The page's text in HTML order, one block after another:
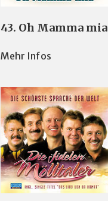
43. Oh Mamma mia
Mehr Infos